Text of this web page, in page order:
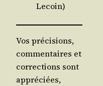
Lecoin)
Vos précisions,
commentaires et
corrections sont
appréciées,